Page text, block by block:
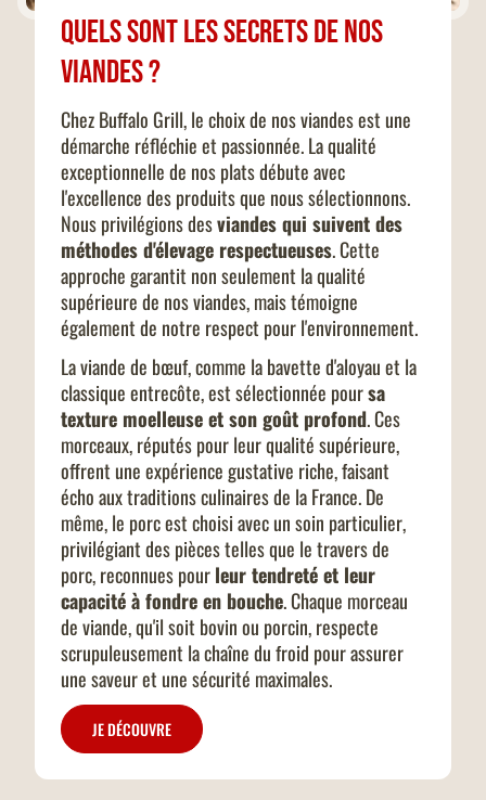
QUELS SONT LES SECRETS DE NOS
VIANDES ?
Chez Buffalo Grill, le choix de nos viandes est une
démarche réfléchie et passionnée. La qualité
exceptionnelle de nos plats débute avec
l'excellence des produits que nous sélectionnons.
Nous privilégions desviandes qui suivent des
méthodes d'élevage respectueuses. Cette
approche garantit non seulement la qualité
supérieure de nos viandes, mais témoigne
également de notre respect pour l'environnement.
La viande de bœuf, comme la bavette d'aloyau et la
classique entrecôte, est sélectionnée poursa
texture moelleuse et son goût profond. Ces
morceaux, réputés pour leur qualité supérieure,
offrent une expérience gustative riche, faisant
écho aux traditions culinaires de la France. De
même, le porc est choisi avec un soin particulier,
privilégiant des pièces telles que le travers de
porc, reconnues pourleur tendreté et leur
capacité à fondre en bouche. Chaque morceau
de viande, qu'il soit bovin ou porcin, respecte
scrupuleusement la chaîne du froid pour assurer
une saveur et une sécurité maximales.
JE DÉCOUVRE